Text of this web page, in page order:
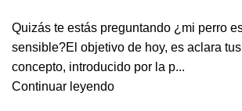
Quizás te estás preguntando ¿mi perro
sensible?El objetivo de hoy, es aclara
concepto, introducido por la p...
Continuar leyendo